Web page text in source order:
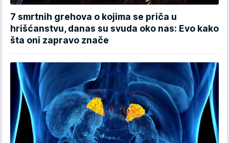
7 smrtnih grehova o kojima se priča u
hrišćanstvu, danas su svuda oko nas: Evo kako
šta oni zapravo znače